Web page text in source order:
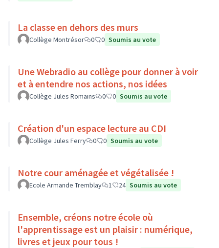
La classe en dehors des murs
Collège Montrésor 0 0 Soumis au vote
Une Webradio au collège pour donner à voir
et à entendre nos actions, nos idées
Collège Jules Romains 0 0 Soumis au vote
Création d'un espace lecture au CDI
Collège Jules Ferry 0 0 Soumis au vote
Notre cour aménagée et végétalisée !
Ecole Armande Tremblay 1 24 Soumis au vote
Ensemble, créons notre école où
l'apprentissage est un plaisir : numérique,
livres et jeux pour tous !